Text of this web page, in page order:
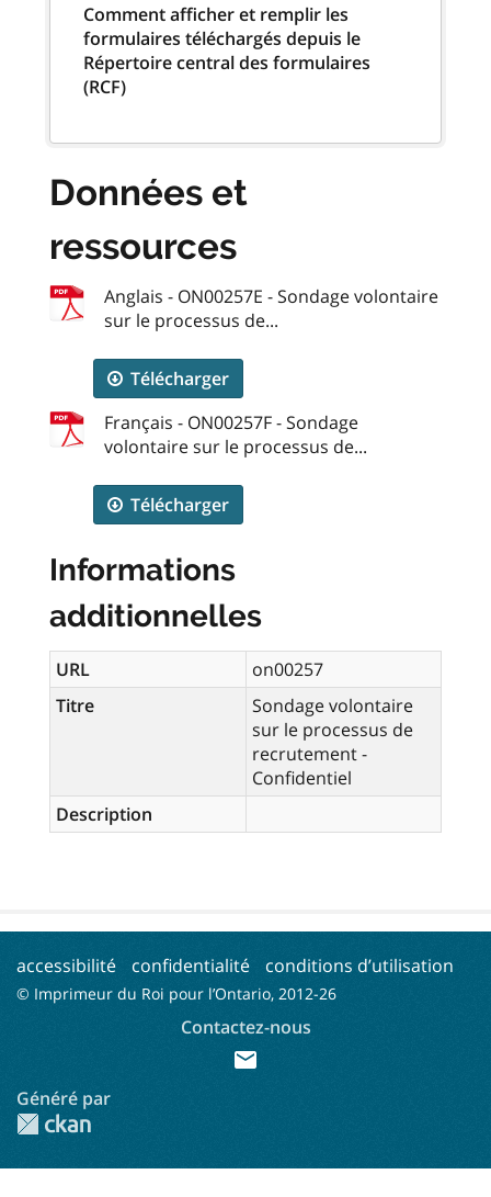
Comment afficher et remplir les
formulaires téléchargés depuis le
Répertoire central des formulaires
(RCF)
Données et
ressources
Anglais - ON00257E - Sondage volontaire
sur le processus de...
Télécharger
Français - ON00257F - Sondage
volontaire sur le processus de...
Télécharger
Informations
additionnelles
URL
on00257
Titre
Sondage volontaire
sur le processus de
recrutement -
Confidentiel
Description
accessibilité confidentialité conditions d’utilisation
© Imprimeur du Roi pour l’Ontario, 2012-26
Contactez-nous
mail
Généré par